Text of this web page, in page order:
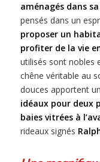
aménagés dans
pensés dans un
proposer un
profiter de la vie
utilisés sont nobles
chêne véritable au
douces apportent
idéaux pour deux
baies vitrées à
rideaux signés